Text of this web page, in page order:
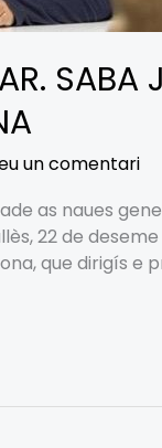
SABA
un comentari
as naues
22 de
que dirigís e